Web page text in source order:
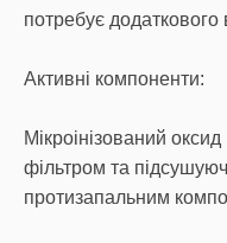
потребує
Активні компоненти:
Miкроінізований
фільтром та
протизапальним